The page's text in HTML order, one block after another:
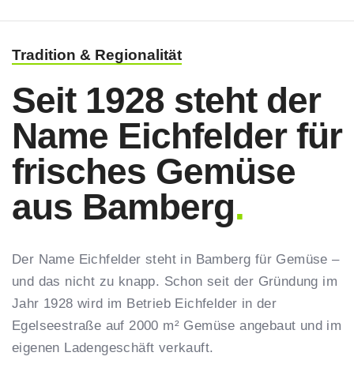
Tradition & Regionalität
Seit 1928 steht der
Name Eichfelder für
frisches Gemüse
aus Bamberg.
Der Name Eichfelder steht in Bamberg für Gemüse –
und das nicht zu knapp. Schon seit der Gründung im
Jahr 1928 wird im Betrieb Eichfelder in der
Egelseestraße auf 2000 m² Gemüse angebaut und im
eigenen Ladengeschäft verkauft.